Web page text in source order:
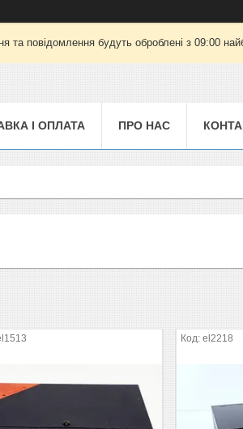
та повідомлення будуть оброблені з 09:00
І ОПЛАТА ПРО НАС
el2218